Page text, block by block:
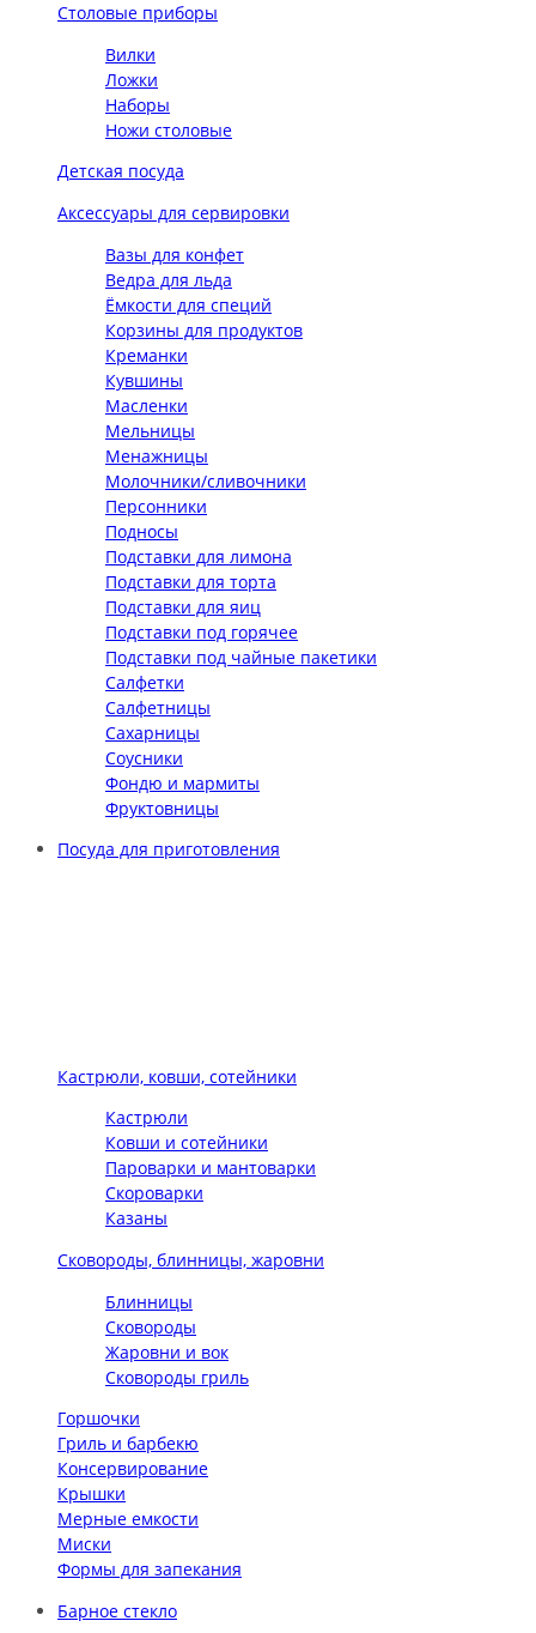
Столовые приборы
Вилки
Ложки
Наборы
Ножи столовые
Детская посуда
Аксессуары для сервировки
Вазы для конфет
Ведра для льда
Ёмкости для специй
Корзины для продуктов
Креманки
Кувшины
Масленки
Мельницы
Менажницы
Молочники/сливочники
Персонники
Подносы
Подставки для лимона
Подставки для торта
Подставки для яиц
Подставки под горячее
Подставки под чайные пакетики
Салфетки
Салфетницы
Сахарницы
Соусники
Фондю и мармиты
Фруктовницы
Посуда для приготовления
Кастрюли, ковши, сотейники
Кастрюли
Ковши и сотейники
Пароварки и мантоварки
Скороварки
Казаны
Сковороды, блинницы, жаровни
Блинницы
Сковороды
Жаровни и вок
Сковороды гриль
Горшочки
Гриль и барбекю
Консервирование
Крышки
Мерные емкости
Миски
Формы для запекания
Барное стекло